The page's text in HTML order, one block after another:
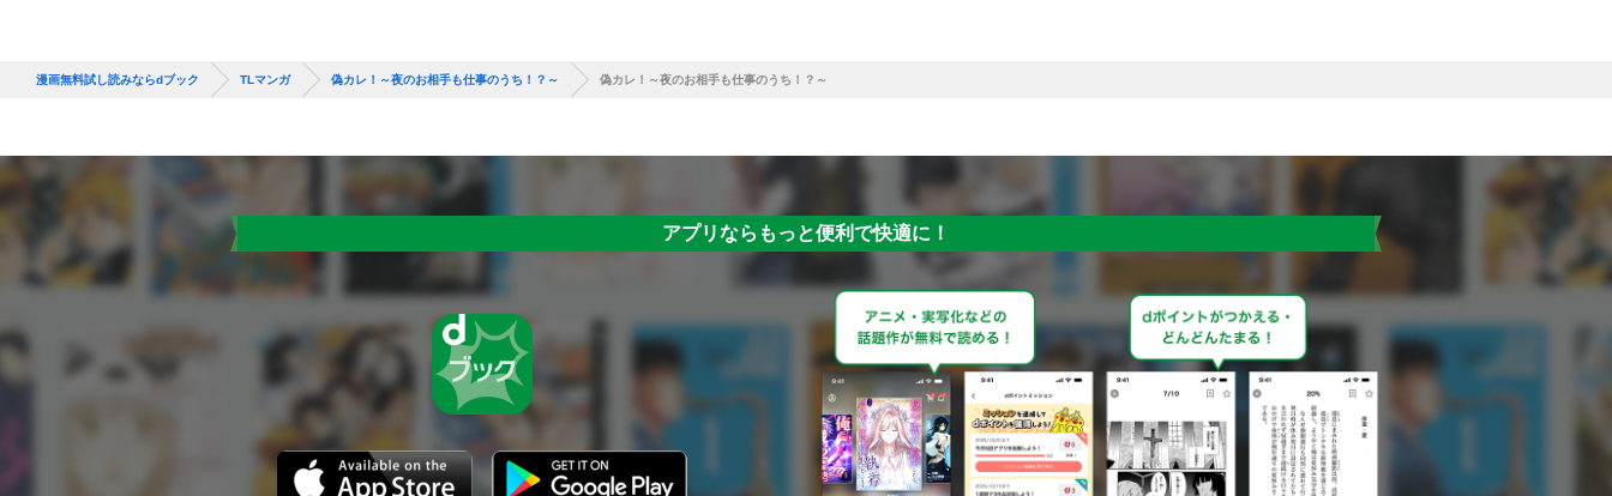
漫画無料試し読みならdブック TLマンガ 偽カレ！～夜のお相手も仕事のうち！？～ 偽カレ！～夜のお相手も仕事のうち！？～
アプリならもっと便利で快適に！